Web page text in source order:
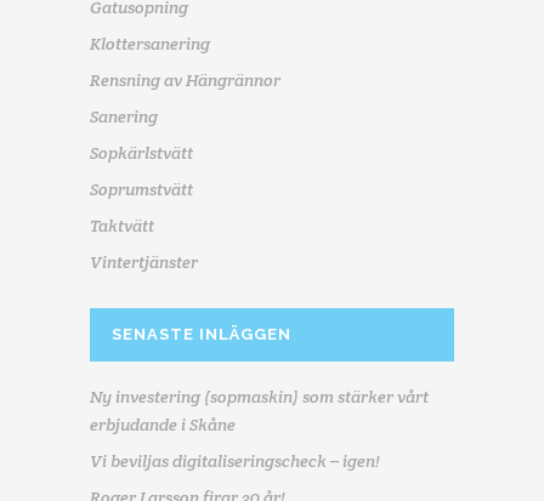
Gatusopning
Klottersanering
Rensning av Hängrännor
Sanering
Sopkärlstvätt
Soprumstvätt
Taktvätt
Vintertjänster
SENASTE INLÄGGEN
Ny investering (sopmaskin) som stärker vårt
erbjudande i Skåne
Vi beviljas digitaliseringscheck – igen!